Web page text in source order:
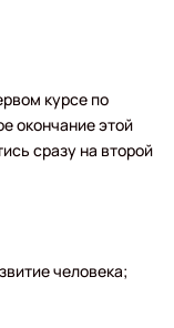
курсе по
окончание этой
сразу на второй
человека;